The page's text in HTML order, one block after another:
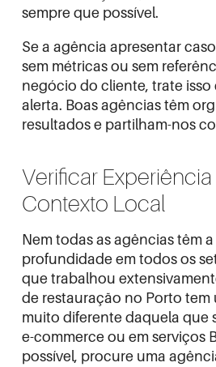
sempre que possível.
Se a agência apresentar
sem métricas ou sem
negócio do cliente, trate isso
alerta. Boas agências têm
resultados e partilham-nos
Verificar
Contexto Local
Nem todas as agências têm
profundidade em todos os
que trabalhou
de restauração no Porto
muito diferente daquela que
e-commerce ou em serviços
possível, procure uma